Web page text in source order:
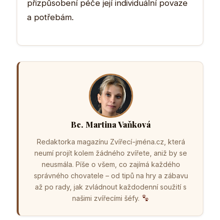
přizpůsobení péče její individuální povaze
a potřebám.
Bc. Martina Vaňková
Redaktorka magazínu Zvířecí-jména.cz, která
neumí projít kolem žádného zvířete, aniž by se
neusmála. Píše o všem, co zajímá každého
správného chovatele – od tipů na hry a zábavu
až po rady, jak zvládnout každodenní soužití s
našimi zvířecími šéfy.